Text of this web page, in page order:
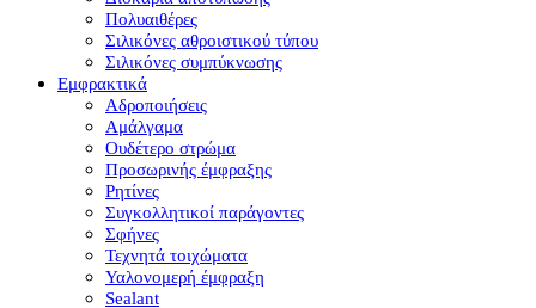
Πολυαιθέρες
Σιλικόνες αθροιστικού τύπου
Σιλικόνες συμπύκνωσης
Εμφρακτικά
Αδροποιήσεις
Αμάλγαμα
Ουδέτερο στρώμα
Προσωρινής έμφραξης
Ρητίνες
Συγκολλητικοί παράγοντες
Σφήνες
Τεχνητά τοιχώματα
Υαλονομερή έμφραξη
Sealant